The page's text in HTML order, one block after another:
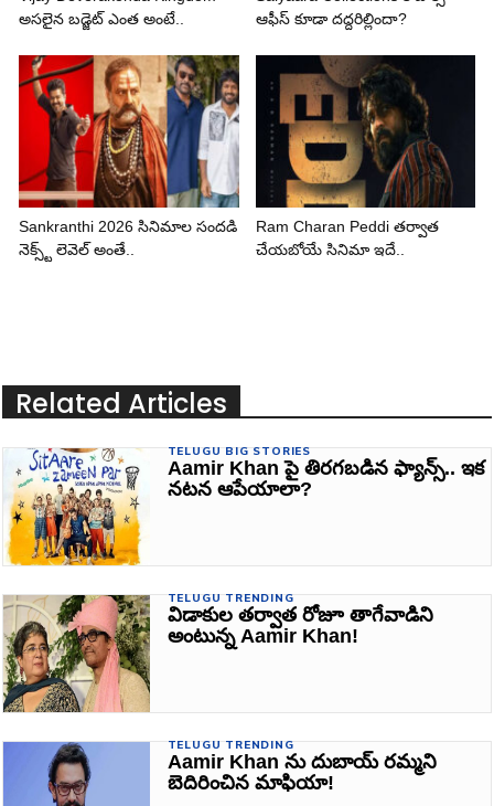
అసలైన బడ్జెట్ ఎంత అంటే..
ఆఫీస్ కూడా దద్దరిల్లిందా?
Sankranthi 2026 సినిమాల సందడి
నెక్స్ట్ లెవెల్ అంతే..
Ram Charan Peddi తర్వాత
చేయబోయే సినిమా ఇదే..
Related Articles
TELUGU BIG STORIES
Aamir Khan పై తిరగబడిన ఫ్యాన్స్.. ఇక
నటన ఆపేయాలా?
TELUGU TRENDING
విడాకుల తర్వాత రోజూ తాగేవాడిని
అంటున్న Aamir Khan!
TELUGU TRENDING
Aamir Khan ను దుబాయ్ రమ్మని
బెదిరించిన మాఫియా!